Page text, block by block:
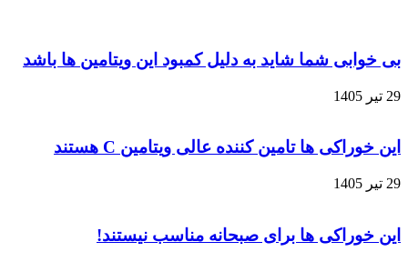
بی خوابی شما شاید به دلیل کمبود این ویتامین ها باشد
29 تیر 1405
این خوراکی‌ ها تامین کننده عالی ویتامین C هستند
29 تیر 1405
این خوراکی‌ ها برای صبحانه مناسب نیستند!